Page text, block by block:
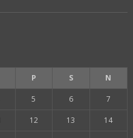
P S N
5 6 7
12 13 14